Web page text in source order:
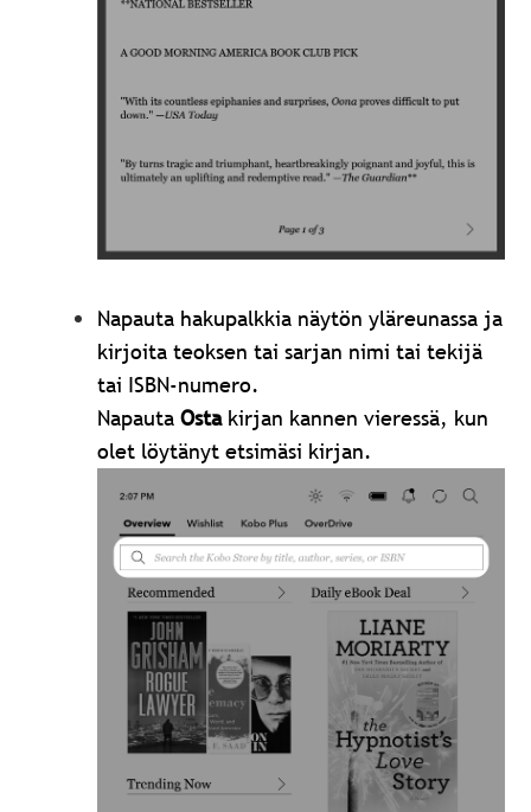
Napauta hakupalkkia näytön yläreunassa ja
kirjoita teoksen tai sarjan nimi tai tekijä
tai ISBN-numero.
NapautaOstakirjan kannen vieressä, kun
olet löytänyt etsimäsi kirjan.